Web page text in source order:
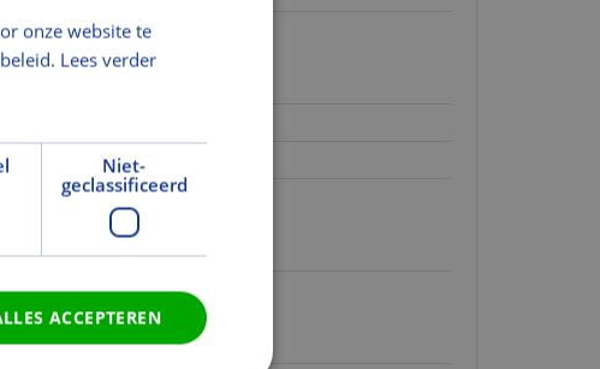
onze website te
Lees verder
Niet-
geclassificeerd
ACCEPTEREN